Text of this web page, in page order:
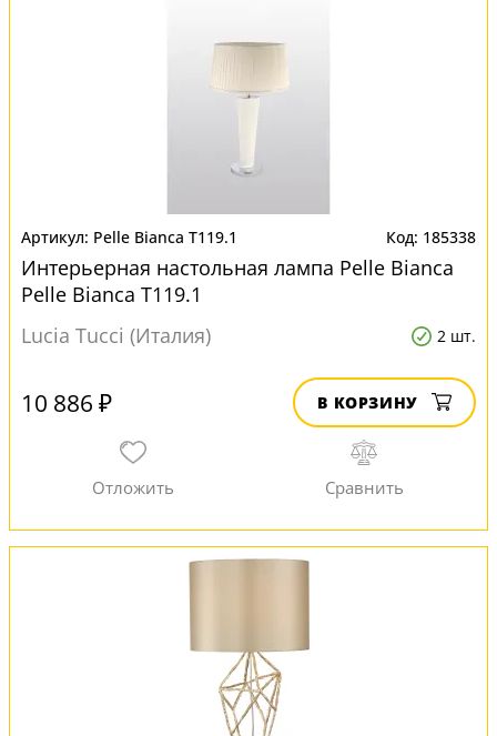
Pelle Bianca T119.1 185338
Интерьерная настольная лампа Pelle Bianca
Pelle Bianca T119.1
Lucia Tucci (Италия)
2 шт.
10 886 ₽ В КОРЗИНУ